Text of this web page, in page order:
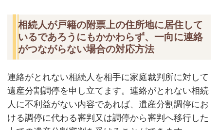
相続人が戸籍の附票上の住所地に居住して
いるであろうにもかかわらず、一向に連絡
がつながらない場合の対応方法
連絡がとれない相続人を相手に家庭裁判所に対して
遺産分割調停を申し立てます。連絡がとれない相続
人に不利益がない内容であれば、遺産分割調停にお
ける調停に代わる審判又は調停から審判へ移行した